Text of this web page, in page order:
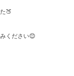
🍑
ください😊